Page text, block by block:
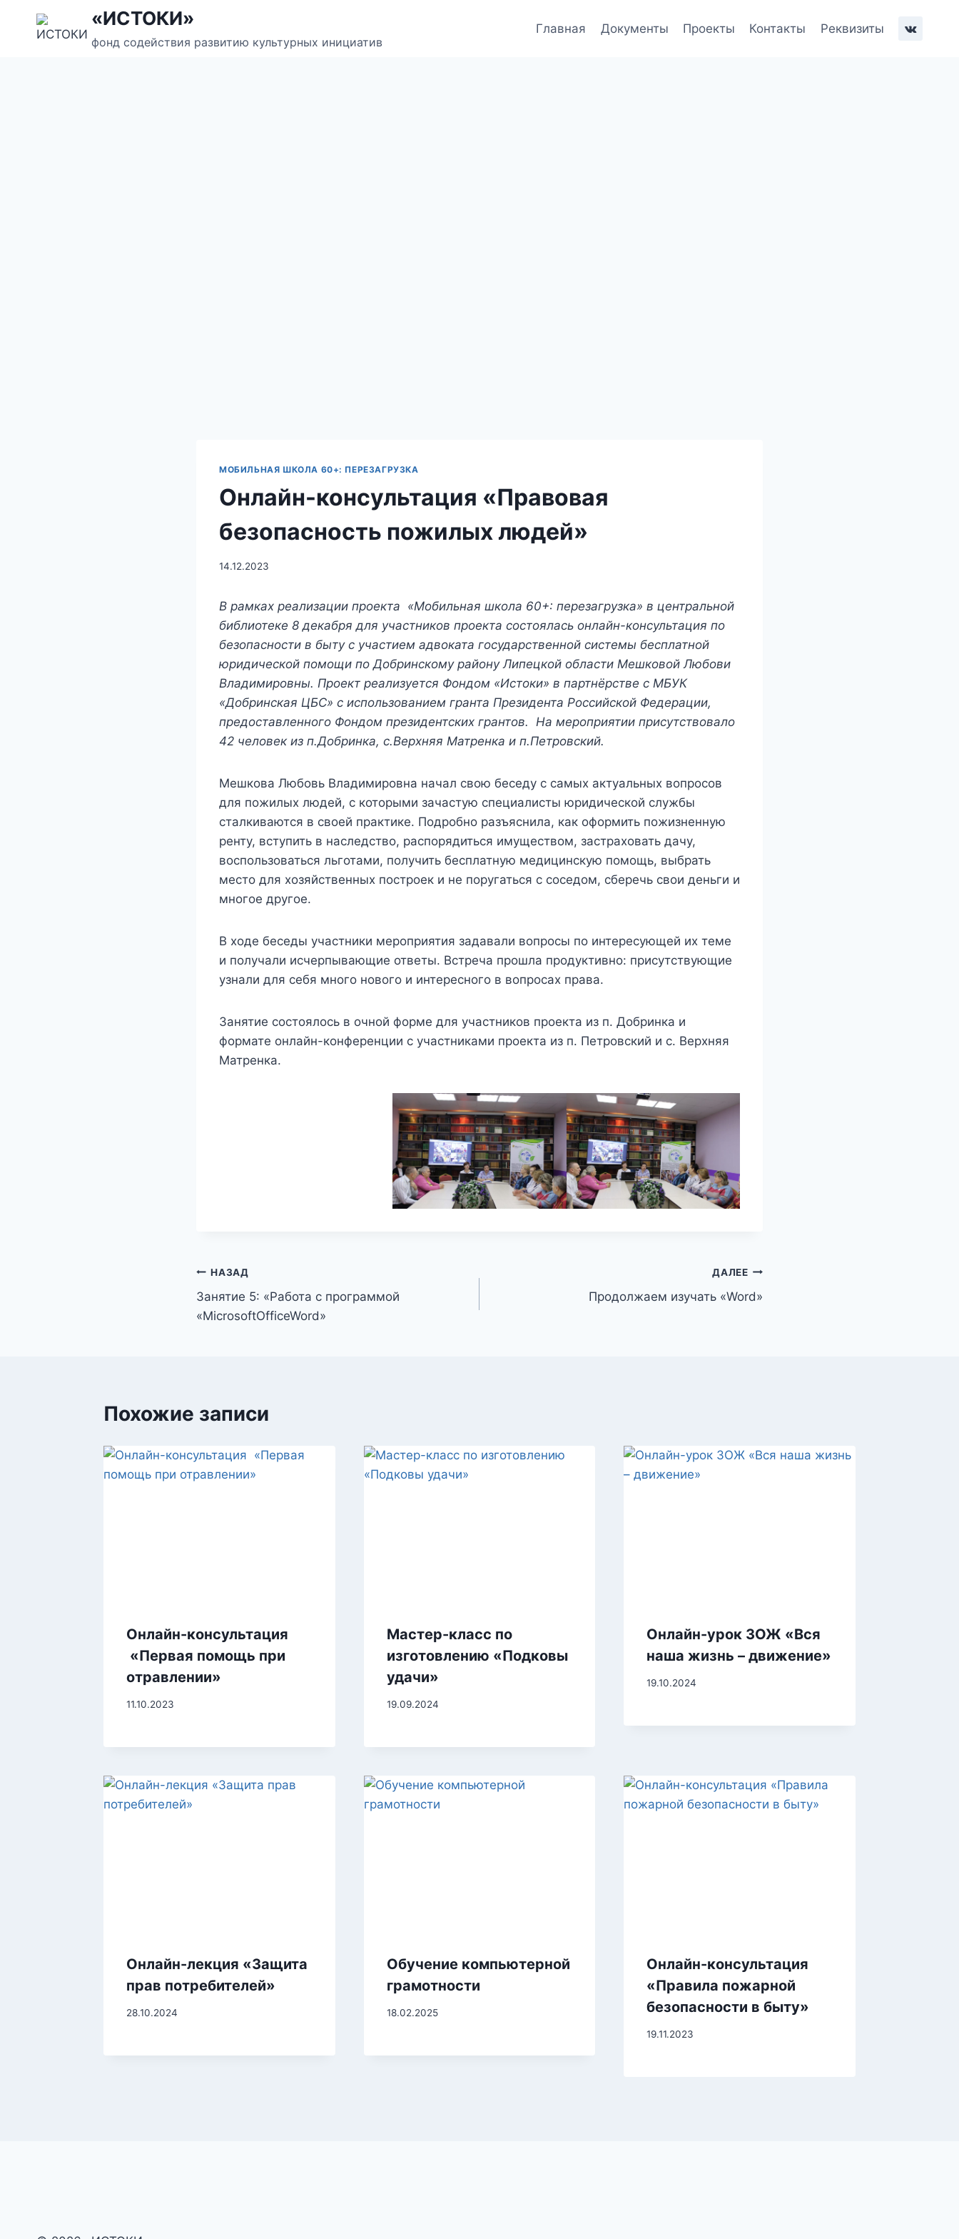
«ИСТОКИ»
фонд содействия развитию культурных инициатив
Главная Документы Проекты Контакты Реквизиты
МОБИЛЬНАЯ ШКОЛА 60+: ПЕРЕЗАГРУЗКА
Онлайн-консультация «Правовая
безопасность пожилых людей»
14.12.2023
В рамках реализации проекта «Мобильная школа 60+: перезагрузка» в центральной
библиотеке 8 декабря для участников проекта состоялась онлайн-консультация по
безопасности в быту с участием адвоката государственной системы бесплатной
юридической помощи по Добринскому району Липецкой области Мешковой Любови
Владимировны. Проект реализуется Фондом «Истоки» в партнёрстве с МБУК
«Добринская ЦБС» с использованием гранта Президента Российской Федерации,
предоставленного Фондом президентских грантов. На мероприятии присутствовало
42 человек из п.Добринка, с.Верхняя Матренка и п.Петровский.
Мешкова Любовь Владимировна начал свою беседу с самых актуальных вопросов
для пожилых людей, с которыми зачастую специалисты юридической службы
сталкиваются в своей практике. Подробно разъяснила, как оформить пожизненную
ренту, вступить в наследство, распорядиться имуществом, застраховать дачу,
воспользоваться льготами, получить бесплатную медицинскую помощь, выбрать
место для хозяйственных построек и не поругаться с соседом, сберечь свои деньги и
многое другое.
В ходе беседы участники мероприятия задавали вопросы по интересующей их теме
и получали исчерпывающие ответы. Встреча прошла продуктивно: присутствующие
узнали для себя много нового и интересного в вопросах права.
Занятие состоялось в очной форме для участников проекта из п. Добринка и
формате онлайн-конференции с участниками проекта из п. Петровский и с. Верхняя
Матренка.
Навигация
по
НАЗАД
Занятие 5: «Работа с программой
«MicrosoftOfficeWord»
ДАЛЕЕ
Продолжаем изучать «Word»
Похожие записи
Онлайн-консультация
«Первая помощь при
отравлении»
11.10.2023
Мастер-класс по
изготовлению «Подковы
удачи»
19.09.2024
Онлайн-урок ЗОЖ «Вся
наша жизнь – движение»
19.10.2024
Онлайн-лекция «Защита
прав потребителей»
28.10.2024
Обучение компьютерной
грамотности
18.02.2025
Онлайн-консультация
«Правила пожарной
безопасности в быту»
19.11.2023